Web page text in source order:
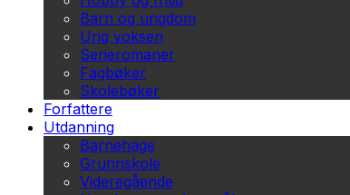
Barn og ungdom
Ung voksen
Serieromaner
Fagbøker
Skolebøker
Forfattere
Utdanning
Barnehage
Grunnskole
Videregående